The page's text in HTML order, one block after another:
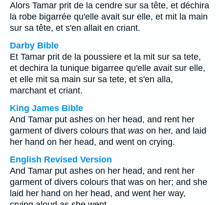
Alors Tamar prit de la cendre sur sa tête, et déchira
la robe bigarrée qu'elle avait sur elle, et mit la main
sur sa tête, et s'en allait en criant.
Darby Bible
Et Tamar prit de la poussiere et la mit sur sa tete,
et dechira la tunique bigarree qu'elle avait sur elle,
et elle mit sa main sur sa tete, et s'en alla,
marchant et criant.
King James Bible
And Tamar put ashes on her head, and rent her
garment of divers colours that was on her, and laid
her hand on her head, and went on crying.
English Revised Version
And Tamar put ashes on her head, and rent her
garment of divers colours that was on her; and she
laid her hand on her head, and went her way,